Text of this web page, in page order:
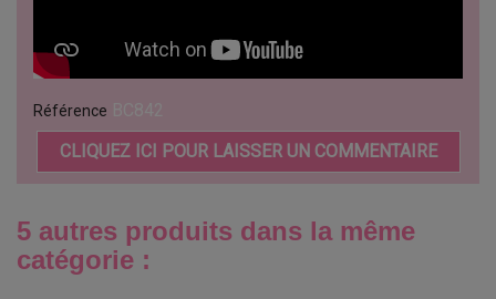
Référence
CLIQUEZ ICI POUR LAISSER UN COMMENTAIRE
5 autres produits dans la même
catégorie :